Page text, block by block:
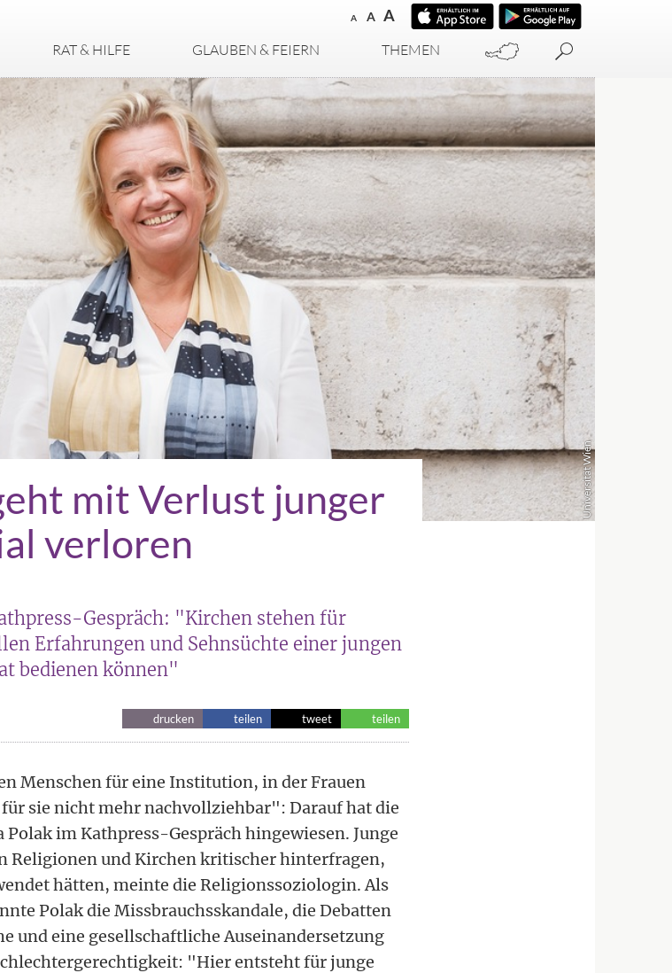
A A A
RAT & HILFE GLAUBEN & FEIERN THEMEN
Universität Wien
mit Verlust junger
verloren
Gespräch: "Kirchen stehen für
Erfahrungen und Sehnsüchte einer jungen
bedienen können"
drucken teilen tweet teilen
Menschen für eine Institution, in der Frauen
sie nicht mehr nachvollziehbar": Darauf hat die
im Kathpress-Gespräch hingewiesen. Junge
Religionen und Kirchen kritischer hinterfragen,
hätten, meinte die Religionssoziologin. Als
Polak die Missbrauchsskandale, die Debatten
und eine gesellschaftliche Auseinandersetzung
"Hier entsteht für junge